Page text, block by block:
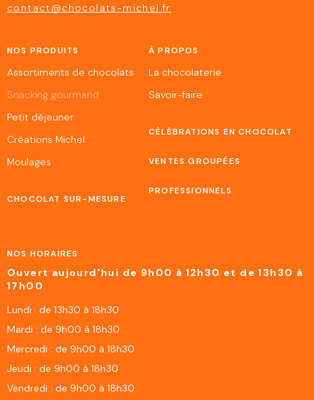
contact@chocolats-michel.fr
NOS PRODUITS
Assortiments de chocolats
Snacking gourmand
Petit déjeuner
Créations Michel
Moulages
CHOCOLAT SUR-MESURE
À PROPOS
La chocolaterie
Savoir-faire
CÉLÉBRATIONS EN CHOCOLAT
VENTES GROUPÉES
PROFESSIONNELS
NOS HORAIRES
Ouvert aujourd'hui de 9h00 à 12h30 et de 13h30 à
17h00
Lundi : de 13h30 à 18h30
Mardi : de 9h00 à 18h30
Mercredi : de 9h00 à 18h30
Jeudi : de 9h00 à 18h30
Vendredi : de 9h00 à 18h30